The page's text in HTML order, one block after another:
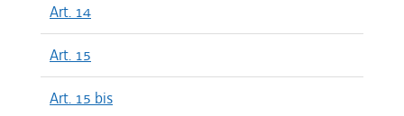
Art. 14
Art. 15
Art. 15 bis